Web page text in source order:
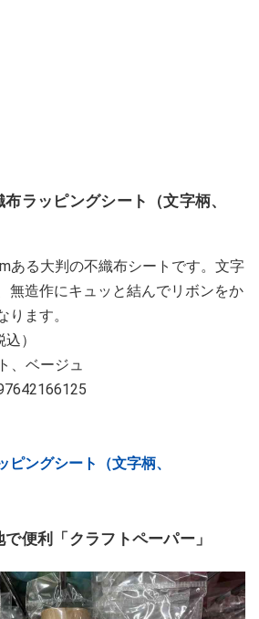
布ラッピングシート（文字柄、
ある大判の不織布シートです。文字
無造作にキュッと結んでリボンをか
ります。
）
、ベージュ
ングシート（文字柄、
で便利「クラフトペーパー」